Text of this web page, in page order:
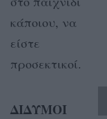
κάποιου, να
είστε
προσεκτικοί.
ΔΙΔΥΜΟΙ